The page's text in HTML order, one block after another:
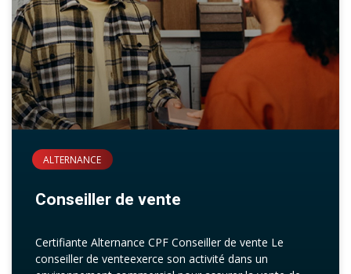
ALTERNANCE
Conseiller de vente
Certifiante Alternance CPF Conseiller de vente Le
conseiller de venteexerce son activité dans un